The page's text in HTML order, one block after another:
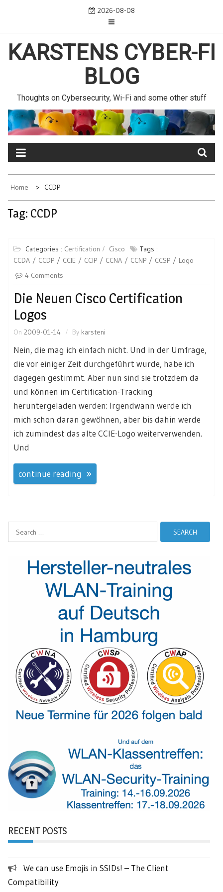
2026-08-08
KARSTENS CYBER-FI
BLOG
Thoughts on Cybersecurity, Wi-Fi and some other stuff
Home CCDP
Tag: CCDP
Categories : Certification Cisco
Tags :
CCDA
CCDP CCIE CCIP CCNA CCNP CCSP
Logo
4 Comments
Die Neuen Cisco Certification
Logos
On 2009-01-14 By karsteni
Nein, die mag ich einfach nicht. Und in der Umfrage,
die vor einiger Zeit durchgeführt wurde, habe ich
dagegen gestimmt. Aber nun sind sie trotzdem da
und können im Certification-Tracking
heruntergeladen werden: Irgendwann werde ich
mich schon daran gewöhnen, aber bis dahin werde
ich zumindest das alte CCIE-Logo weiterverwenden.
Und
continue reading
RECENT POSTS
We can use Emojis in SSIDs! – The Client
Compatibility